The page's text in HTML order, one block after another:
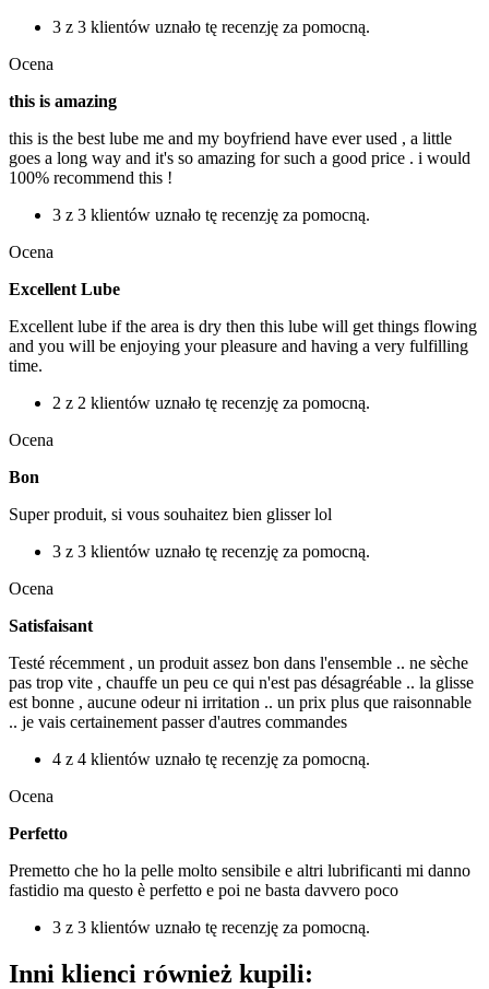
3 z 3 klientów uznało tę recenzję za pomocną.
Ocena
this is amazing
this is the best lube me and my boyfriend have ever used , a little
goes a long way and it's so amazing for such a good price . i would
100% recommend this !
3 z 3 klientów uznało tę recenzję za pomocną.
Ocena
Excellent Lube
Excellent lube if the area is dry then this lube will get things flowing
and you will be enjoying your pleasure and having a very fulfilling
time.
2 z 2 klientów uznało tę recenzję za pomocną.
Ocena
Bon
Super produit, si vous souhaitez bien glisser lol
3 z 3 klientów uznało tę recenzję za pomocną.
Ocena
Satisfaisant
Testé récemment , un produit assez bon dans l'ensemble .. ne sèche
pas trop vite , chauffe un peu ce qui n'est pas désagréable .. la glisse
est bonne , aucune odeur ni irritation .. un prix plus que raisonnable
.. je vais certainement passer d'autres commandes
4 z 4 klientów uznało tę recenzję za pomocną.
Ocena
Perfetto
Premetto che ho la pelle molto sensibile e altri lubrificanti mi danno
fastidio ma questo è perfetto e poi ne basta davvero poco
3 z 3 klientów uznało tę recenzję za pomocną.
Inni klienci również kupili: